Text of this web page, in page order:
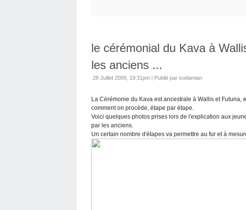
le cérémonial du Kava à
les anciens ...
28 Juillet 2009, 19:31pm | Publié par kodamian
La Cérémonie du Kava est ancestrale à Wallis et
comment on procède, étape par étape.
Voici quelques photos prises lors de l'explication aux
par les anciens.
Un certain nombre d'étapes va permettre au fur et à